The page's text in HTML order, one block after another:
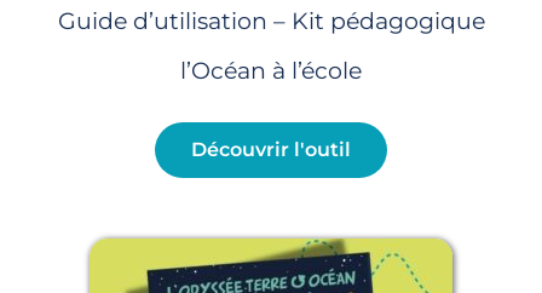
Guide d’utilisation – Kit pédagogique
l’Océan à l’école
Découvrir l'outil